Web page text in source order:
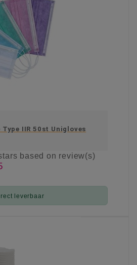
Type IIR 50st Unigloves
based on review(s)
leverbaar